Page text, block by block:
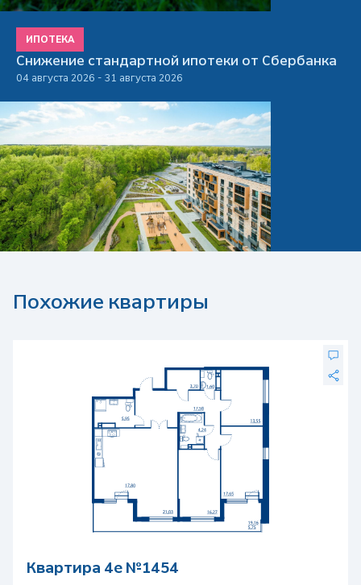
ИПОТЕКА
Снижение стандартной ипотеки от Сбербанка
04 августа 2026 - 31 августа 2026
Похожие квартиры
Квартира 4е №1454